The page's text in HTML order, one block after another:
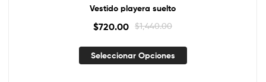
Vestido playera suelto
$1,440.00
$720.00
Seleccionar Opciones